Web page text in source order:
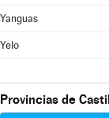
Yanguas
Yelo
Provincias de